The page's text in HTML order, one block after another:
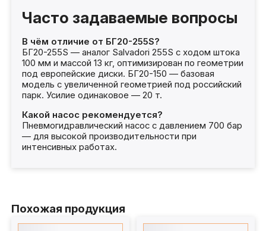
Часто задаваемые вопросы
В чём отличие от БГ20-255S?
БГ20-255S — аналог Salvadori 255S с ходом штока
100 мм и массой 13 кг, оптимизирован по геометрии
под европейские диски. БГ20-150 — базовая
модель с увеличенной геометрией под российский
парк. Усилие одинаковое — 20 т.
Какой насос рекомендуется?
Пневмогидравлический насос с давлением 700 бар
— для высокой производительности при
интенсивных работах.
Похожая продукция